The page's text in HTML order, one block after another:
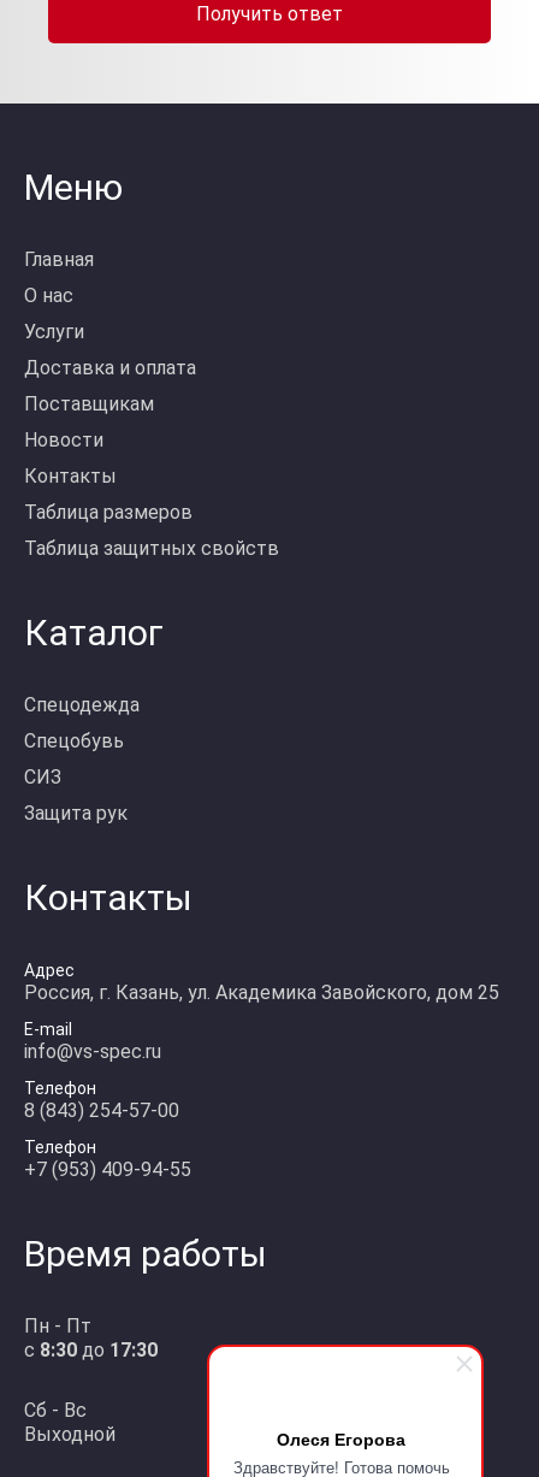
Олеся Егорова
Здравствуйте! Готова помочь
Получить ответ
Меню
Главная
О нас
Услуги
Доставка и оплата
Поставщикам
Новости
Контакты
Таблица размеров
Таблица защитных свойств
Каталог
Спецодежда
Спецобувь
СИЗ
Защита рук
Контакты
Адрес
Россия, г. Казань, ул. Академика Завойского, дом 25
E-mail
info@vs-spec.ru
Телефон
8 (843) 254-57-00
Телефон
+7 (953) 409-94-55
Время работы
Пн - Пт
с 8:30 до 17:30
Сб - Вс
Выходной